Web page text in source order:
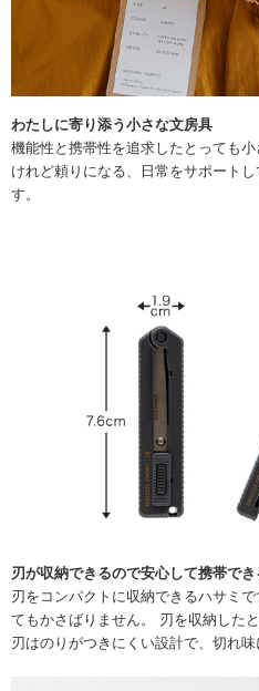
わたしに寄り添う小さな文房具
機能性と携帯性を追求したとっても
けれど頼りになる、日常をサポート
す。
刃が収納できるので安心して携帯でき
刃をコンパクトに収納できるハサミ
てもかさばりません。 刃を収納した
刃はのりがつきにくい設計で、切れ味